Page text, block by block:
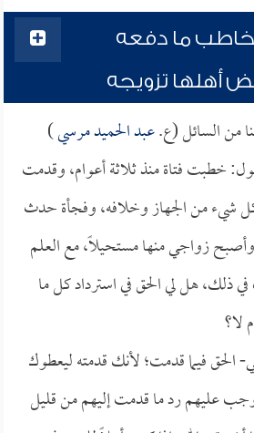
ما دفعه
أهلها تزويجه
من السائل (ع.عبد الحميد مرسي)
خطبت فتاة منذ ثلاثة أعوام، وقدمت
شيء من الجهاز وخلافه، وفجأة حدث
زواجي منها مستحيلاً، مع العلم
ذلك، هل لي الحق في استرداد كل ما
لا؟
الحق فيما قدمت؛ لأنك قدمته ليعطوك
وجب عليهم رد ما قدمت إليهم من قليل